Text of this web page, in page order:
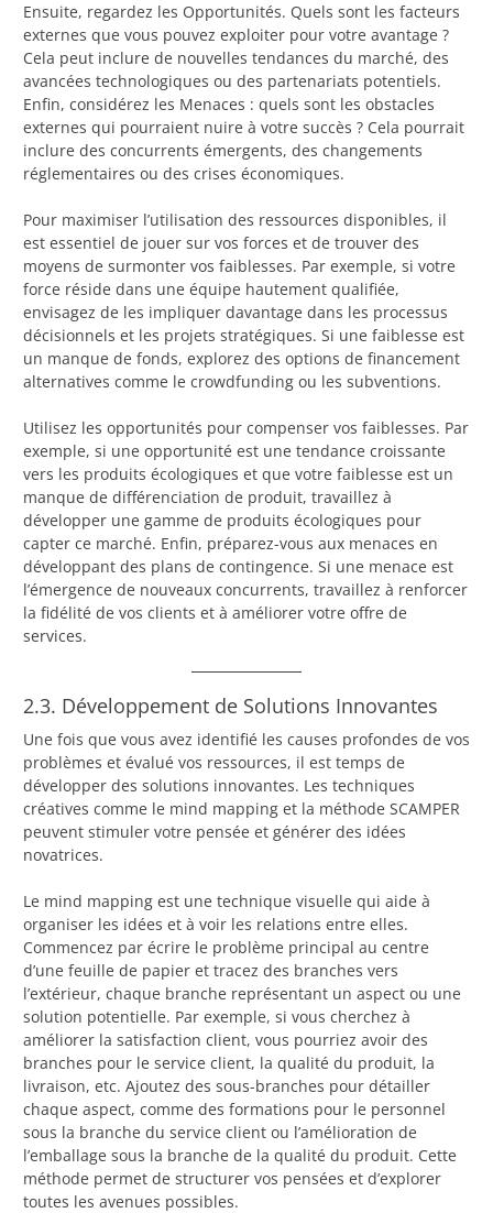
Ensuite, regardez les Opportunités. Quels sont les facteurs
externes que vous pouvez exploiter pour votre avantage ?
Cela peut inclure de nouvelles tendances du marché, des
avancées technologiques ou des partenariats potentiels.
Enfin, considérez les Menaces : quels sont les obstacles
externes qui pourraient nuire à votre succès ? Cela pourrait
inclure des concurrents émergents, des changements
réglementaires ou des crises économiques.
Pour maximiser l’utilisation des ressources disponibles, il
est essentiel de jouer sur vos forces et de trouver des
moyens de surmonter vos faiblesses. Par exemple, si votre
force réside dans une équipe hautement qualifiée,
envisagez de les impliquer davantage dans les processus
décisionnels et les projets stratégiques. Si une faiblesse est
un manque de fonds, explorez des options de financement
alternatives comme le crowdfunding ou les subventions.
Utilisez les opportunités pour compenser vos faiblesses. Par
exemple, si une opportunité est une tendance croissante
vers les produits écologiques et que votre faiblesse est un
manque de différenciation de produit, travaillez à
développer une gamme de produits écologiques pour
capter ce marché. Enfin, préparez-vous aux menaces en
développant des plans de contingence. Si une menace est
l’émergence de nouveaux concurrents, travaillez à renforcer
la fidélité de vos clients et à améliorer votre offre de
services.
2.3. Développement de Solutions Innovantes
Une fois que vous avez identifié les causes profondes de vos
problèmes et évalué vos ressources, il est temps de
développer des solutions innovantes. Les techniques
créatives comme le mind mapping et la méthode SCAMPER
peuvent stimuler votre pensée et générer des idées
novatrices.
Le mind mapping est une technique visuelle qui aide à
organiser les idées et à voir les relations entre elles.
Commencez par écrire le problème principal au centre
d’une feuille de papier et tracez des branches vers
l’extérieur, chaque branche représentant un aspect ou une
solution potentielle. Par exemple, si vous cherchez à
améliorer la satisfaction client, vous pourriez avoir des
branches pour le service client, la qualité du produit, la
livraison, etc. Ajoutez des sous-branches pour détailler
chaque aspect, comme des formations pour le personnel
sous la branche du service client ou l’amélioration de
l’emballage sous la branche de la qualité du produit. Cette
méthode permet de structurer vos pensées et d’explorer
toutes les avenues possibles.